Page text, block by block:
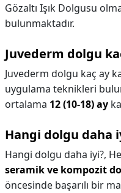
Gözaltı Işık Dolgusu
bulunmaktadır.
Juvederm dolgu
Juvederm dolgu kaç ay
uygulama teknikleri
ortalama 12 (10-18) ay
Hangi dolgu daha
Hangi dolgu daha iyi?,
seramik ve kompozit
öncesinde başarılı bir